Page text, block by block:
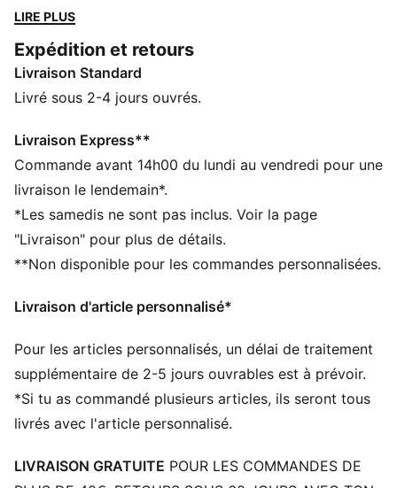
chaque modèle fusionne esthétique contemporaine et
style rétro à chaque match. Sur le terrain ou comme
au quotidien, lifestyle moderne et héritage forment le
combo gagnant. Porte la couronne du KING avec
CARACTÉRISTIQUES + AVANTAGES
warmCELL : technologie respirante conçue pour
piéger la chaleur à proximité de ton corps et te garder
windCELL : technologie conçue pour te protéger du
vent et te maintenir à l’aise pendant tes activités
Confectionné à partir de matériaux 100 % recyclés,
DÉTAILS
Matière principale : polaire
Col : Col standard
Manches longues
Fermeture : 1/4 zip
Longueur : Veste standard
Lignes de coupe angulaires sur les manches et la
LIRE PLUS
Expédition et retours
Livraison Standard
Livré sous 2-4 jours ouvrés.
Livraison Express**
Commande avant 14h00 du lundi au vendredi pour une
livraison le lendemain*.
*Les samedis ne sont pas inclus. Voir la page
"Livraison" pour plus de détails.
**Non disponible pour les commandes personnalisées.
Livraison d'article personnalisé*
Pour les articles personnalisés, un délai de traitement
supplémentaire de 2-5 jours ouvrables est à prévoir.
*Si tu as commandé plusieurs articles, ils seront tous
livrés avec l'article personnalisé.
LIVRAISON GRATUITE POUR LES COMMANDES DE